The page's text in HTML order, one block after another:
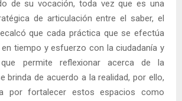
de su vocación, toda vez que es una
de articulación entre el saber, el
que cada práctica que se efectúa
tiempo y esfuerzo con la ciudadanía y
permite reflexionar acerca de la
brinda de acuerdo a la realidad, por ello,
por fortalecer estos espacios como